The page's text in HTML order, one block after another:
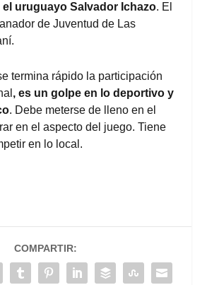
uruguayo Salvador Ichazo. El
de Juventud de Las
termina rápido la participación
, es un golpe en lo deportivo y
. Debe meterse de lleno en el
en el aspecto del juego. Tiene
en lo local.
COMPARTIR: